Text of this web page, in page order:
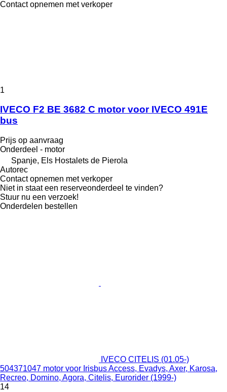
Contact opnemen met verkoper
1
IVECO F2 BE 3682 C motor voor IVECO 491E
bus
Prijs op aanvraag
Onderdeel - motor
Spanje, Els Hostalets de Pierola
Autorec
Contact opnemen met verkoper
Niet in staat een reserveonderdeel te vinden?
Stuur nu een verzoek!
Onderdelen bestellen
IVECO CITELIS (01.05-)
504371047 motor voor Irisbus Access, Evadys, Axer, Karosa,
Recreo, Domino, Agora, Citelis, Eurorider (1999-)
14